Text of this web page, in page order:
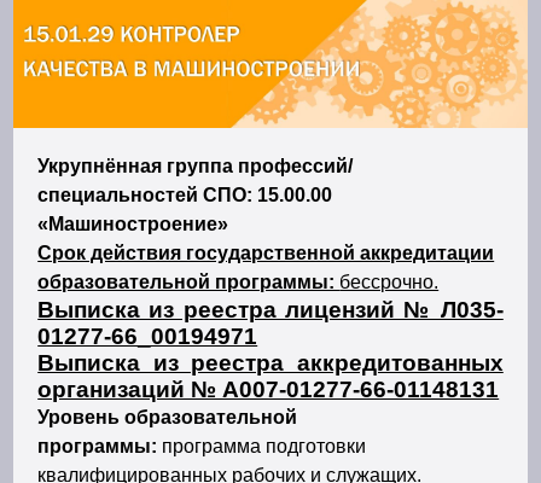
Укрупнённая группа профессий/
специальностей СПО: 15.00.00
«Машиностроение»
Срок действия государственной аккредитации
образовательной программы: бессрочно.
Выписка из реестра лицензий № Л035-
01277-66_00194971
Выписка из реестра аккредитованных
организаций № А007-01277-66-01148131
Уровень образовательной
программы: программа подготовки
квалифицированных рабочих и служащих.